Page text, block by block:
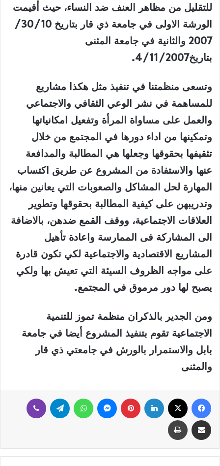
للتقليل من مظاهر العنف ضد النساء، حيث أقيمت
الورشة الاولى في جامعة ذي قار بتاريخ 30/10/
2007 والثانية في جامعة المثنى
بتاريخ4/11/2007
.
وتسعى منظمتنا في تنفيذ مثل هكذا مشاريع
للمساهمة في نشر الوعي الثقافي والاجتماعي
والعمل على مساواة المرأة وتفعيل امكانياتها
وتمكينها من اداء دورها في المجتمع من خلال
تثقيفها بحقوقها وجعلها هي المطالبة والمدافعة
عنها والاستفادة من المشروع عن طريق اكتساب
المهارة لحل المشاكل والصعوبات التي يعانين منها،
وتدريبهن على كيفية المطالبة بحقوقها وتطوير
العلاقات الاجتماعية، ووقف القمع ضدهن، بالاضافة
الى المشاركة فى الممارسة واعادة تأهيل
المشاريع الاقتصادية والاجتماعية لكي تكون قادرة
على مواجه الظروف السيئة التي تعيش بها ولكي
يصبح لها دور مرموق في المجتمع.
ومن الجدير بالذكران منظمة تموز للتنمية
الاجتماعية تقوم بتنفيذ المشروع أيضا في جامعة
بابل والاستمرار بالورش في جامعتي ذي قار
والمثنى
فيسبوك لينكدإن بينتيريست ماسنجر واتساب تيلقرام
مشاركة عبر البريد طباعة